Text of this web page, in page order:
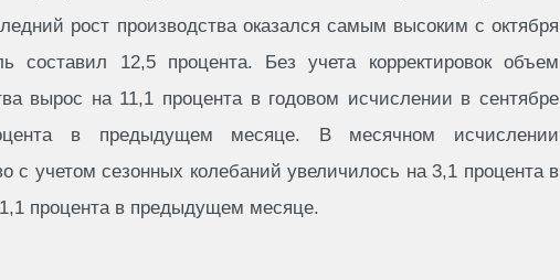
рост производства оказался самым высоким с октября
составил 12,5 процента. Без учета корректировок объем
вырос на 11,1 процента в годовом исчислении в сентябре
в предыдущем месяце. В месячном исчислении
с учетом сезонных колебаний увеличилось на 3,1 процента в
процента в предыдущем месяце.